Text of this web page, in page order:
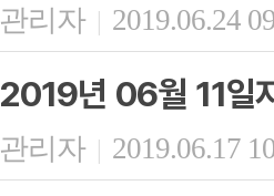
관리자 | 2019.06.24
2019년 06월 11일
관리자 | 2019.06.17